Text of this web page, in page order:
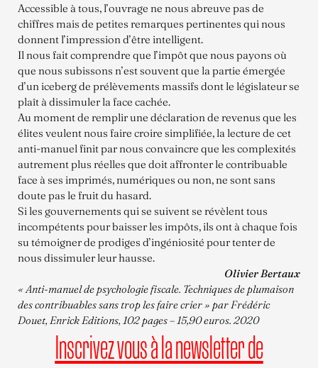
Accessible à tous, l’ouvrage ne nous abreuve pas de
chiffres mais de petites remarques pertinentes qui nous
donnent l’impression d’être intelligent.
Il nous fait comprendre que l’impôt que nous payons où
que nous subissons n’est souvent que la partie émergée
d’un iceberg de prélèvements massifs dont le législateur se
plaît à dissimuler la face cachée.
Au moment de remplir une déclaration de revenus que les
élites veulent nous faire croire simplifiée, la lecture de cet
anti-manuel finit par nous convaincre que les complexités
autrement plus réelles que doit affronter le contribuable
face à ses imprimés, numériques ou non, ne sont sans
doute pas le fruit du hasard.
Si les gouvernements qui se suivent se révèlent tous
incompétents pour baisser les impôts, ils ont à chaque fois
su témoigner de prodiges d’ingéniosité pour tenter de
nous dissimuler leur hausse.
Olivier Bertaux
« Anti-manuel de psychologie fiscale. Techniques de plumaison
des contribuables sans trop les faire crier » par Frédéric
Douet, Enrick Editions, 102 pages – 15,90 euros. 2020
Inscrivez vous à la newsletter de